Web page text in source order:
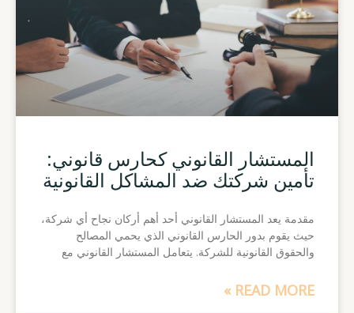
المستشار القانوني كحارس قانوني:
تأمين شركتك ضد المشاكل القانونية
مقدمة يعد المستشار القانوني أحد أهم أركان نجاح أي شركة،
حيث يقوم بدور الحارس القانوني الذي يحمي المصالح
والحقوق القانونية للشركة. يتعامل المستشار القانوني مع
READ MORE »